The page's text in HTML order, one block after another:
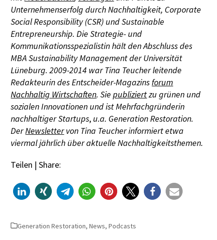
Unternehmenserfolg durch Nachhaltigkeit, Corporate
Social Responsibility (CSR) und Sustainable
Entrepreneurship. Die Strategie- und
Kommunikationsspezialistin hält den Abschluss des
MBA Sustainability Management der Universität
Lüneburg. 2009-2014 war Tina Teucher leitende
Redakteurin des Entscheider-Magazinsforum
Nachhaltig Wirtschaften. Siepubliziertzu grünen und
sozialen Innovationen und ist Mehrfachgründerin
nachhaltiger Startups, u.a. Generation Restoration.
DerNewslettervon Tina Teucher informiert etwa
viermal jährlich über aktuelle Nachhaltigkeitsthemen.
Teilen | Share:
Generation Restoration,News,Podcasts